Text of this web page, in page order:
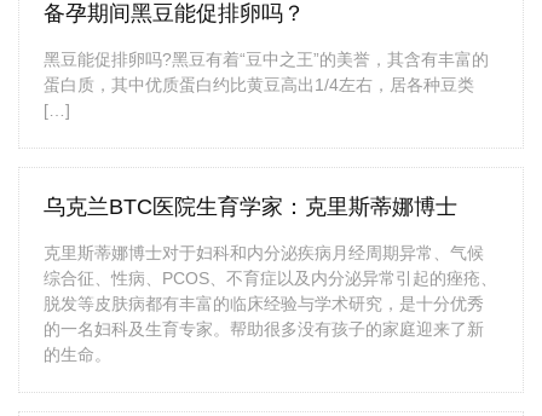
备孕期间黑豆能促排卵吗？
黑豆能促排卵吗?黑豆有着“豆中之王”的美誉，其含有丰富的
蛋白质，其中优质蛋白约比黄豆高出1/4左右，居各种豆类
[…]
乌克兰BTC医院生育学家：克里斯蒂娜博士
克里斯蒂娜博士对于妇科和内分泌疾病月经周期异常、气候
综合征、性病、PCOS、不育症以及内分泌异常引起的痤疮、
脱发等皮肤病都有丰富的临床经验与学术研究，是十分优秀
的一名妇科及生育专家。帮助很多没有孩子的家庭迎来了新
的生命。